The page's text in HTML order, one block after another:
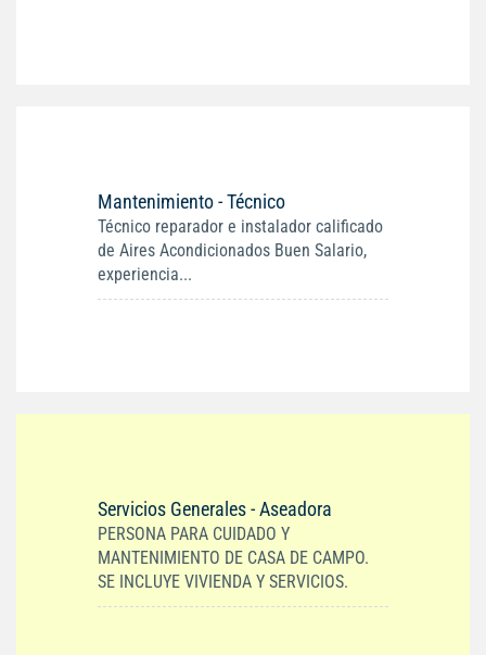
Mantenimiento - Técnico
Técnico reparador e instalador calificado
de Aires Acondicionados Buen Salario,
experiencia...
Servicios Generales - Aseadora
PERSONA PARA CUIDADO Y
MANTENIMIENTO DE CASA DE CAMPO.
SE INCLUYE VIVIENDA Y SERVICIOS.